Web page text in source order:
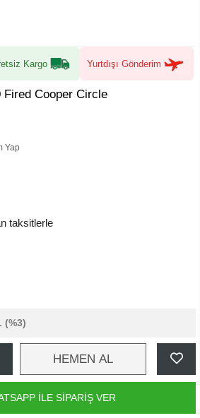
Kargo Yurtdışı Gönderim
Cooper Circle
Yap
taksitlerle
(%3)
HEMEN AL
İLE SİPARİŞ VER